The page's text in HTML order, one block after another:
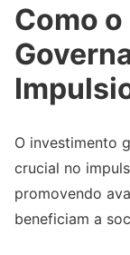
Como
O investimento
crucial no
promovendo
beneficiam a